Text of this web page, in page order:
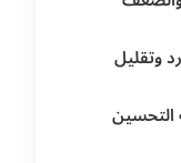
وتقليل
التحسين